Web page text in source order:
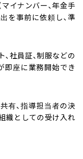
イナンバー、年金手
を事前に依頼し、準
、社員証、制服などの
即座に業務開始でき
有、指導担当者の決
織としての受け入れ